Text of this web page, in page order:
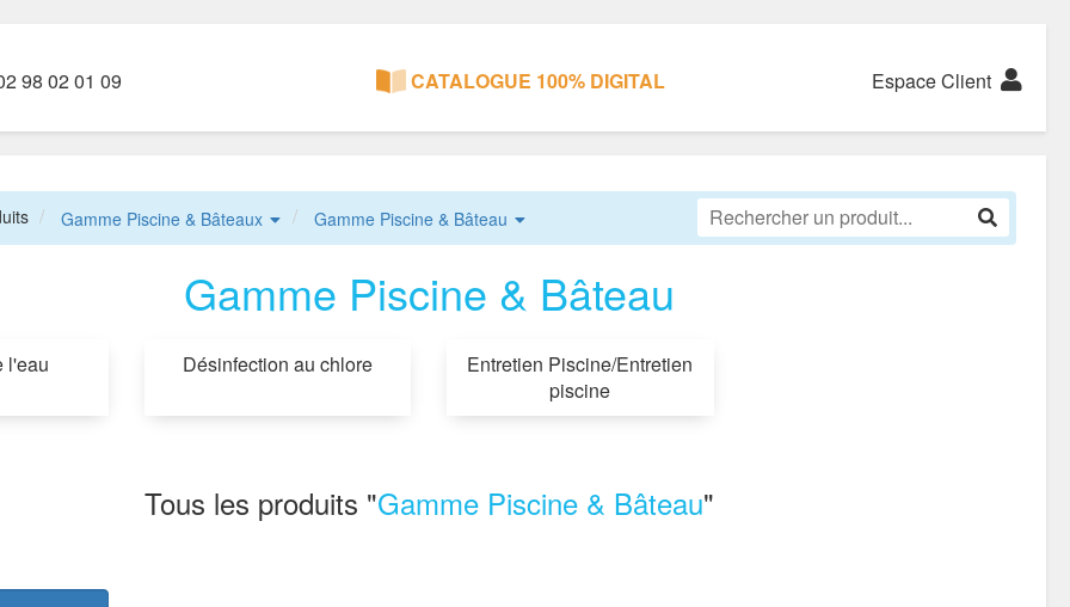
98 02 01 09 CATALOGUE 100% DIGITAL Espace Client
Gamme Piscine & Bâteaux Gamme Piscine & Bâteau
Gamme Piscine & Bâteau
l'eau Désinfection au chlore
Entretien Piscine/Entretien
piscine
Tous les produits "Gamme Piscine & Bâteau"